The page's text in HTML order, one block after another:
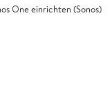
One einrichten (Sonos)